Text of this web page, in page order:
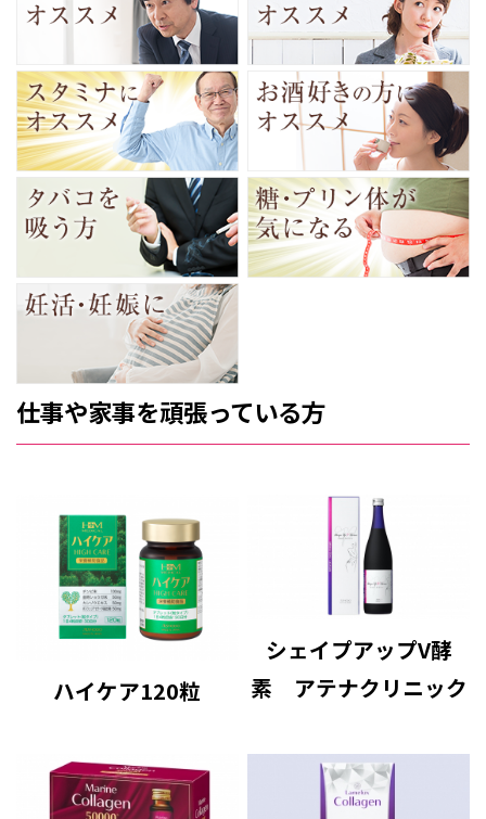
仕事や家事を頑張っている方
ハイケア120粒
シェイプアップV酵
素 アテナクリニック